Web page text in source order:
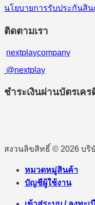
นโยบายการรับประกันสิน
ติดตามเรา
nextplaycompany
@nextplay
ชำระเงินผ่านบัตรเคร
สงวนลิขสิทธิ์ © 2026 บริ
หมวดหมู่สินค้า
บัญชีผู้ใช้งาน